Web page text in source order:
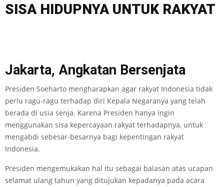
SISA HIDUPNYA UNTUK RAKYAT
Jakarta, Angkatan Bersenjata
Presiden Soeharto mengharapkan agar rakyat Indonesia tidak
perlu ragu-ragu terhadap diri Kepala Negaranya yang telah
berada di usia senja. Karena Presiden hanya ingin
menggunakan sisa kepercayaan rakyat terhadapnya, untuk
mengabdi sebesar-besarnya bagi kepentingan rakyat
Indonesia.
Presiden mengemukakan hal itu sebagai balasan atas ucapan
selamat ulang tahun yang ditujukan kepadanya pada acara